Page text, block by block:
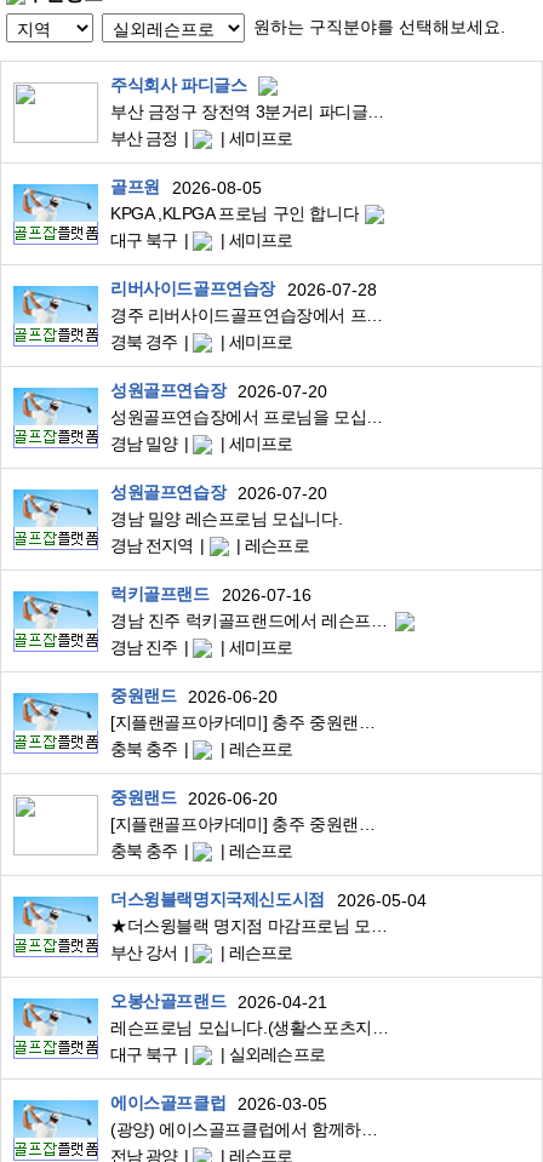
원하는 구직분야를 선택해보세요.
주식회사 파디글스
부산 금정
세미프로
골프원
2026-08-05
KPGA ,KLPGA 프로님 구인 합니다
대구 북구
세미프로
리버사이드골프연습장
2026-07-28
경북 경주
세미프로
성원골프연습장
2026-07-20
경남 밀양
세미프로
성원골프연습장
2026-07-20
경남 밀양 레슨프로님 모십니다.
경남 전지역
레슨프로
럭키골프랜드
2026-07-16
경남 진주
세미프로
중원랜드
2026-06-20
충북 충주
레슨프로
중원랜드
2026-06-20
충북 충주
레슨프로
더스윙블랙명지국제신도시점
2026-05-04
부산 강서
레슨프로
오봉산골프랜드
2026-04-21
대구 북구
실외레슨프로
에이스골프클럽
2026-03-05
(광양) 에이스골프클럽에서 함께하실 레슨 프로님을 찾습니다
전남 광양
레슨프로